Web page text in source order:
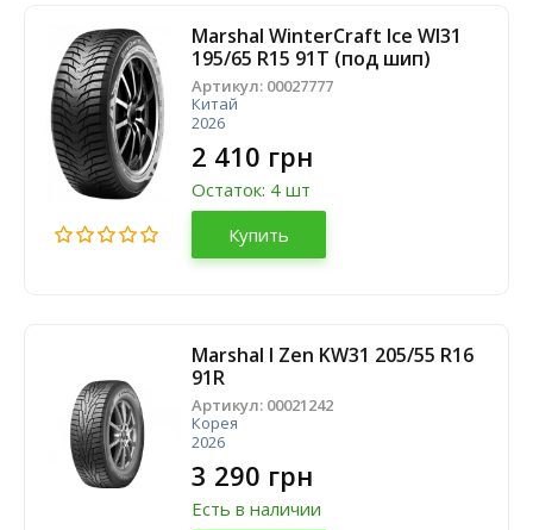
Marshal WinterCraft Ice WI31
195/65 R15 91T (под шип)
Артикул: 00027777
Китай
2026
2 410 грн
Остаток: 4 шт
Купить
Marshal I Zen KW31 205/55 R16
91R
Артикул: 00021242
Корея
2026
3 290 грн
Есть в наличии